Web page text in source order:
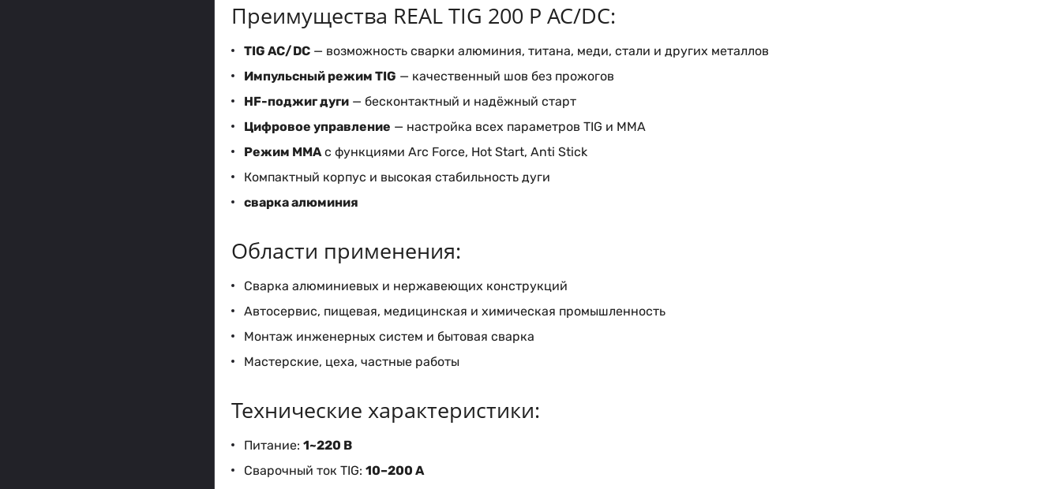
Преимущества REAL TIG 200 P AC/DC:
TIG AC/DC — возможность сварки алюминия, титана, меди, стали и других металлов
Импульсный режим TIG — качественный шов без прожогов
HF-поджиг дуги — бесконтактный и надёжный старт
Цифровое управление — настройка всех параметров TIG и MMA
Режим MMAс функциями Arc Force, Hot Start, Anti Stick
Компактный корпус и высокая стабильность дуги
сварка алюминия
Области применения:
Сварка алюминиевых и нержавеющих конструкций
Автосервис, пищевая, медицинская и химическая промышленность
Монтаж инженерных систем и бытовая сварка
Мастерские, цеха, частные работы
Технические характеристики:
Питание: 1~220 В
Сварочный ток TIG: 10–200 А